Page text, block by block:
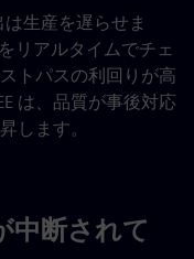
生産を遅らせま
リアルタイムでチェ
トパスの利回りが高
は、品質が事後対応
します。
中断されて